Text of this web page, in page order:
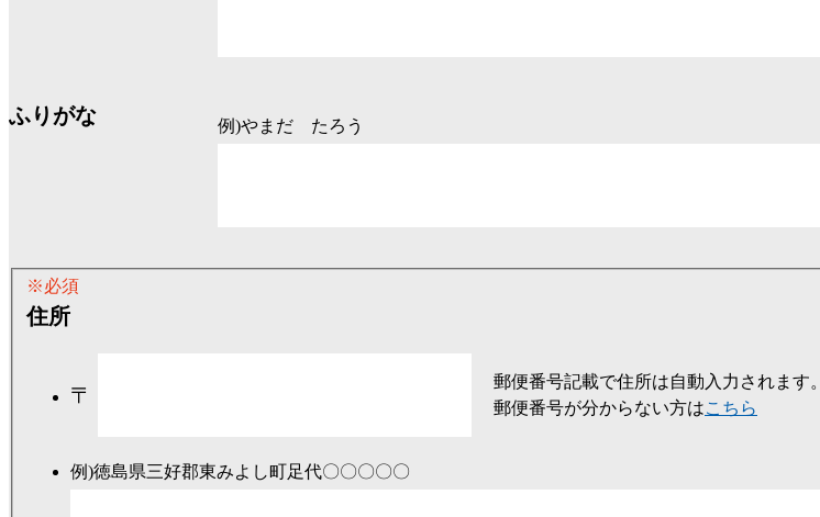
ふりがな 例)やまだ たろう
住所
※必須
〒
郵便番号記載で住所は自動入力されます。
郵便番号が分からない方はこちら
例)徳島県三好郡東みよし町足代〇〇〇〇〇